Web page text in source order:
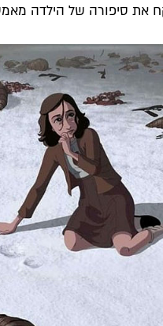
את סיפורה של הילדה